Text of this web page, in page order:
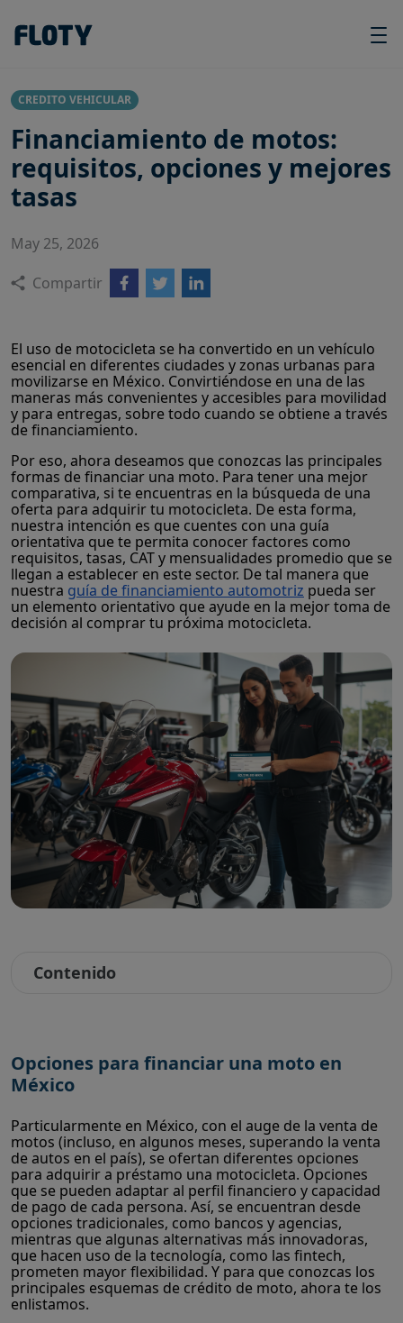
CREDITO VEHICULAR
Financiamiento de motos:
requisitos, opciones y mejores
tasas
May 25, 2026
Compartir
El uso de motocicleta se ha convertido en un vehículo
esencial en diferentes ciudades y zonas urbanas para
movilizarse en México. Convirtiéndose en una de las
maneras más convenientes y accesibles para movilidad
y para entregas, sobre todo cuando se obtiene a través
de financiamiento.
Por eso, ahora deseamos que conozcas las principales
formas de financiar una moto. Para tener una mejor
comparativa, si te encuentras en la búsqueda de una
oferta para adquirir tu motocicleta. De esta forma,
nuestra intención es que cuentes con una guía
orientativa que te permita conocer factores como
requisitos, tasas, CAT y mensualidades promedio que se
llegan a establecer en este sector. De tal manera que
nuestra guía de financiamiento automotriz pueda ser
un elemento orientativo que ayude en la mejor toma de
decisión al comprar tu próxima motocicleta.
Contenido
Opciones para financiar una moto en
México
Particularmente en México, con el auge de la venta de
motos (incluso, en algunos meses, superando la venta
de autos en el país), se ofertan diferentes opciones
para adquirir a préstamo una motocicleta. Opciones
que se pueden adaptar al perfil financiero y capacidad
de pago de cada persona. Así, se encuentran desde
opciones tradicionales, como bancos y agencias,
mientras que algunas alternativas más innovadoras,
que hacen uso de la tecnología, como las fintech,
prometen mayor flexibilidad. Y para que conozcas los
principales esquemas de crédito de moto, ahora te los
enlistamos.